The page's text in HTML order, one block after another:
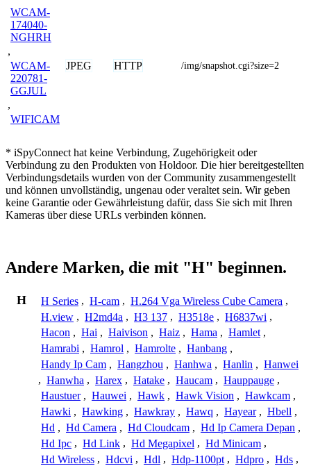
WCAM-
174040-
NGHRH
,
WCAM-
220781-
GGJUL
,
WIFICAM
JPEG HTTP /img/snapshot.cgi?size=2
* iSpyConnect hat keine Verbindung, Zugehörigkeit oder
Verbindung zu den Produkten von Holdoor. Die hier bereitgestellten
Verbindungsdetails wurden von der Community zusammengestellt
und können unvollständig, ungenau oder veraltet sein. Wir geben
keine Garantie oder Gewährleistung dafür, dass Sie sich mit Ihren
Kameras über diese URLs verbinden können.
Andere Marken, die mit "H" beginnen.
H H Series , H-cam , H.264 Vga Wireless Cube Camera ,
H.view , H2md4a , H3 137 , H3518e , H6837wi ,
Hacon , Hai , Haivison , Haiz , Hama , Hamlet ,
Hamrabi , Hamrol , Hamrolte , Hanbang ,
Handy Ip Cam , Hangzhou , Hanhwa , Hanlin , Hanwei
, Hanwha , Harex , Hatake , Haucam , Hauppauge ,
Haustuer , Hauwei , Hawk , Hawk Vision , Hawkcam ,
Hawki , Hawking , Hawkray , Hawq , Hayear , Hbell ,
Hd , Hd Camera , Hd Cloudcam , Hd Ip Camera Depan ,
Hd Ipc , Hd Link , Hd Megapixel , Hd Minicam ,
Hd Wireless , Hdcvi , Hdl , Hdp-1100pt , Hdpro , Hds ,